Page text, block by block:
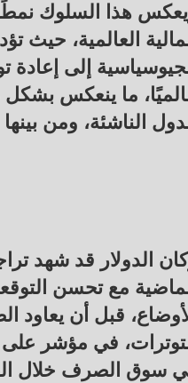
هذا السلوك
العالمية، حيث
إلى إعادة
ما ينعكس
الناشئة، ومن
الدولار قد شهد
مع تحسن
قبل أن يعاود
في مؤشر على
سوق الصرف خلال